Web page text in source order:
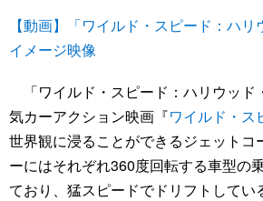
【動画】「ワイルド・スピード：ハリ
イメージ映像
「ワイルド・スピード：ハリウッド
気カーアクション映画『ワイルド・ス
世界観に浸ることができるジェットコ
ーにはそれぞれ360度回転する車型の
ており、猛スピードでドリフトしてい